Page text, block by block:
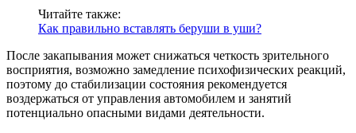
Читайте также:
Как правильно вставлять беруши в уши?
После закапывания может снижаться четкость зрительного
восприятия, возможно замедление психофизических реакций,
поэтому до стабилизации состояния рекомендуется
воздержаться от управления автомобилем и занятий
потенциально опасными видами деятельности.